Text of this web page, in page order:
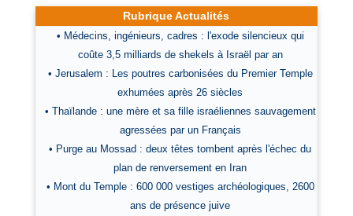
Rubrique Actualités
• Médecins, ingénieurs, cadres : l'exode silencieux qui
coûte 3,5 milliards de shekels à Israël par an
• Jerusalem : Les poutres carbonisées du Premier Temple
exhumées après 26 siècles
• Thaïlande : une mère et sa fille israéliennes sauvagement
agressées par un Français
• Purge au Mossad : deux têtes tombent après l'échec du
plan de renversement en Iran
• Mont du Temple : 600 000 vestiges archéologiques, 2600
ans de présence juive